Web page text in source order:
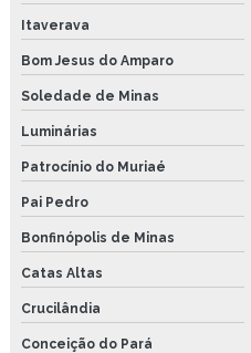
Itaverava
Bom Jesus do Amparo
Soledade de Minas
Luminárias
Patrocínio do Muriaé
Pai Pedro
Bonfinópolis de Minas
Catas Altas
Crucilândia
Conceição do Pará